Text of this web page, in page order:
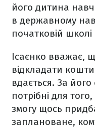
його дитина
в державному
початковій
Ісаєнко вважає,
відкладати
вдається. За
потрібні для
змогу щось
заплановане,